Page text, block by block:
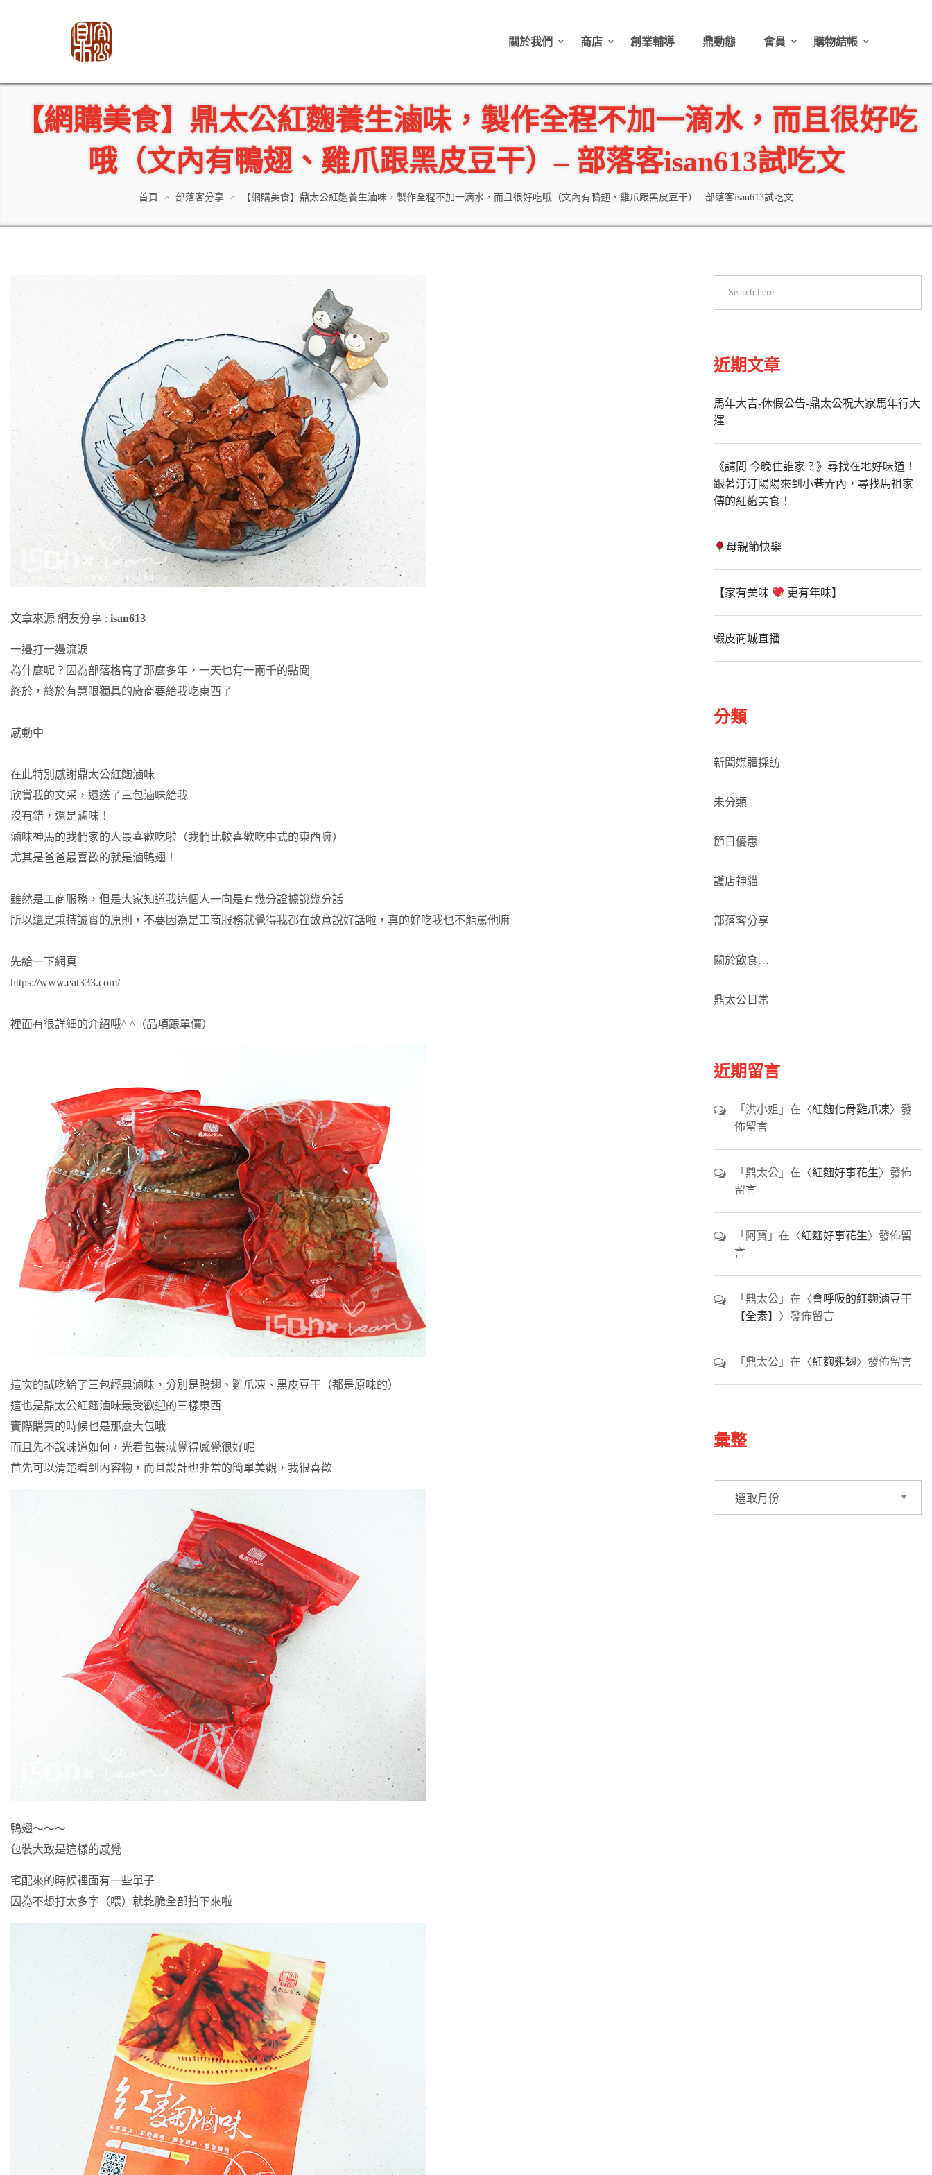
關於我們 商店 創業輔導 鼎動態 會員 購物結帳
【網購美食】鼎太公紅麴養生滷味，製作全程不加一滴水，而且很好吃
哦（文內有鴨翅、雞爪跟黑皮豆干）– 部落客isan613試吃文
首頁 > 部落客分享 > 【網購美食】鼎太公紅麴養生滷味，製作全程不加一滴水，而且很好吃哦（文內有鴨翅、雞爪跟黑皮豆干）– 部落客isan613試吃文
文章來源 網友分享 : isan613
一邊打一邊流淚
為什麼呢？因為部落格寫了那麼多年，一天也有一兩千的點閱
終於，終於有慧眼獨具的廠商要給我吃東西了
感動中
在此特別感謝鼎太公紅麴滷味
欣賞我的文采，還送了三包滷味給我
沒有錯，還是滷味！
滷味神馬的我們家的人最喜歡吃啦（我們比較喜歡吃中式的東西嘛）
尤其是爸爸最喜歡的就是滷鴨翅！
雖然是工商服務，但是大家知道我這個人一向是有幾分證據說幾分話
所以還是秉持誠實的原則，不要因為是工商服務就覺得我都在故意說好話啦，真的好吃我也不能罵他嘛
先給一下網頁
https://www.eat333.com/
裡面有很詳細的介紹哦^ ^（品項跟單價）
這次的試吃給了三包經典滷味，分別是鴨翅、雞爪凍、黑皮豆干（都是原味的）
這也是鼎太公紅麴滷味最受歡迎的三樣東西
實際購買的時候也是那麼大包哦
而且先不說味道如何，光看包裝就覺得感覺很好呢
首先可以清楚看到內容物，而且設計也非常的簡單美觀，我很喜歡
鴨翅～～～
包裝大致是這樣的感覺
宅配來的時候裡面有一些單子
因為不想打太多字（喂）就乾脆全部拍下來啦
近期文章
馬年大吉-休假公告-鼎太公祝大家馬年行大
運
《請問 今晚住誰家？》尋找在地好味道！
跟著汀汀陽陽來到小巷弄內，尋找馬祖家
傳的紅麴美食！
母親節快樂
【家有美味 更有年味】
蝦皮商城直播
分類
新聞媒體採訪
未分類
節日優惠
護店神貓
部落客分享
關於飲食…
鼎太公日常
近期留言
「 洪小姐 」在〈紅麴化骨雞爪凍〉發
佈留言
「 鼎太公 」在〈紅麴好事花生〉發佈
留言
「 阿寶 」在〈紅麴好事花生〉發佈留
言
「 鼎太公 」在〈會呼吸的紅麴滷豆干
【全素】 〉發佈留言
「 鼎太公 」在〈紅麴雞翅〉發佈留言
彙整
彙